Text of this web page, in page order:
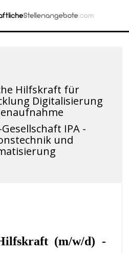
Hilfskraft für
Digitalisierung
IPA -
und
(m/w/d) -